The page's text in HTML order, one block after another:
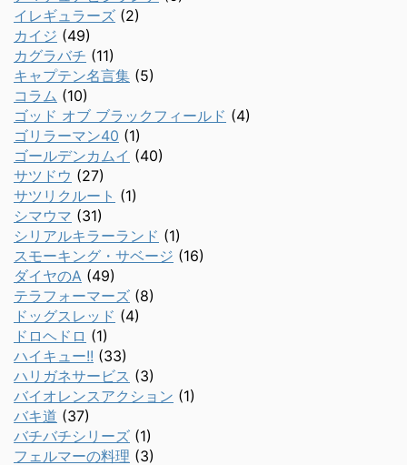
イレギュラーズ (2)
カイジ (49)
カグラバチ (11)
キャプテン名言集 (5)
コラム (10)
ゴッド オブ ブラックフィールド (4)
ゴリラーマン40 (1)
ゴールデンカムイ (40)
サツドウ (27)
サツリクルート (1)
シマウマ (31)
シリアルキラーランド (1)
スモーキング・サベージ (16)
ダイヤのA (49)
テラフォーマーズ (8)
ドッグスレッド (4)
ドロヘドロ (1)
ハイキュー!! (33)
ハリガネサービス (3)
バイオレンスアクション (1)
バキ道 (37)
バチバチシリーズ (1)
フェルマーの料理 (3)